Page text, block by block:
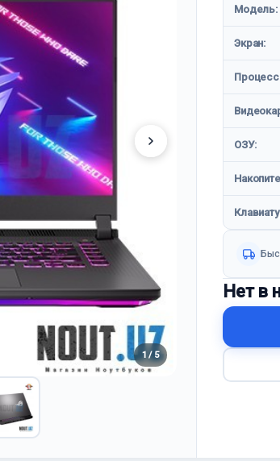
1 / 5
Модель:
Экран:
ОЗУ:
Нет в